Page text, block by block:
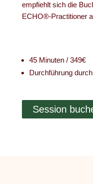
empfiehlt sich die
ECHO®-Practitioner
45 Minuten / 349€
Durchführung
Session